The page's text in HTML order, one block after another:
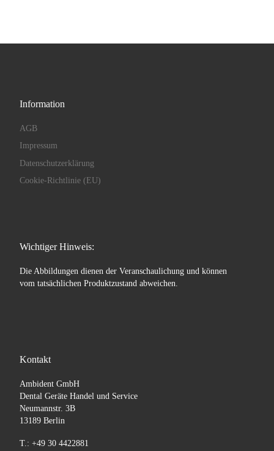
Information
AGB
Impressum
Datenschutzerklärung
Cookie-Richtlinie (EU)
Wichtiger Hinweis:
Die Abbildungen dienen der Veranschaulichung und können
vom tatsächlichen Produktzustand abweichen.
Kontakt
Ambident GmbH
Dental Geräte Handel und Service
Neumannstr. 3B
13189 Berlin
T.: +49 30 4422881